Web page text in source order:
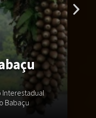
Interestadual
Babaçu